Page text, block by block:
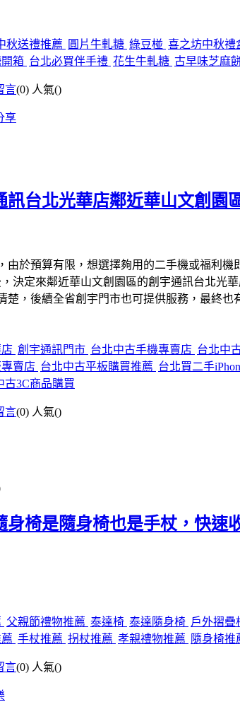
秋送禮推薦 圓片牛軋糖 綠豆椪 喜之坊中秋禮
箱 台北必買伴手禮 花生牛軋糖 古早味芝麻
言(0) 人氣()
享
訊台北光華店鄰近華山文創
由於預算有限，想選擇夠用的二手機或福利
決定來鄰近華山文創園區的創宇通訊台北光
楚，後續全省創宇門市也可提供服務，最終也
創宇通訊門市 台北中古手機專賣店 台北中
賣店 台北中古平板購買推薦 台北買二手
古3C商品購買
言(0) 人氣()
身椅是隨身椅也是手杖，快速
父親節禮物推薦 泰達椅 泰達隨身椅 戶外摺疊
手杖推薦 拐杖推薦 孝親禮物推薦 隨身椅推
言(0) 人氣()